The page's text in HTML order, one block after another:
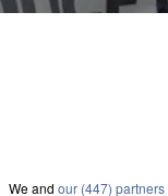
We and our (447) partners